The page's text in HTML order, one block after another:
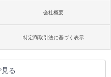
会社概要
特定商取引法に基づく表示
る